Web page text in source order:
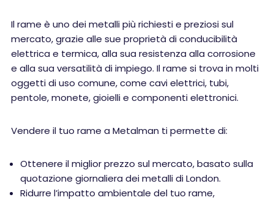
Il rame è uno dei metalli più richiesti e preziosi sul
mercato, grazie alle sue proprietà di conducibilità
elettrica e termica, alla sua resistenza alla corrosione
e alla sua versatilità di impiego. Il rame si trova in molti
oggetti di uso comune, come cavi elettrici, tubi,
pentole, monete, gioielli e componenti elettronici.
Vendere il tuo rame a Metalman ti permette di:
Ottenere il miglior prezzo sul mercato, basato sulla
quotazione giornaliera dei metalli di London.
Ridurre l’impatto ambientale del tuo rame,